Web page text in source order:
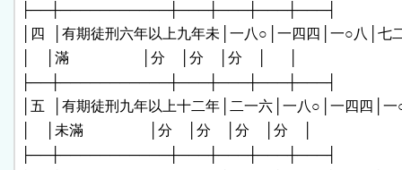
├──┼───────────┼───┼───┼───┼───┤
│四  │有期徒刑六年以上九年未│一八○│一四四│一○八│七
│    │滿                    │分    │分    │分    │      │
├──┼───────────┼───┼───┼───┼───┤
│五  │有期徒刑九年以上十二年│二一六│一八○│一四四│
│    │未滿                  │分    │分    │分    │分    │
├──┼───────────┼───┼───┼───┼───┤